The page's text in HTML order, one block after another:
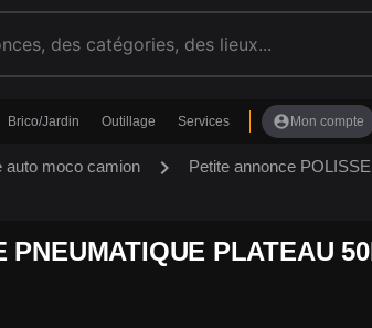
Brico/Jardin Outillage Services account_circle Mon compte
auto moco camion chevron_right Petite annonce
PNEUMATIQUE PLATEAU